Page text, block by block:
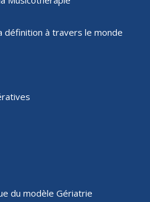
définition à travers le monde
du modèle Gériatrie